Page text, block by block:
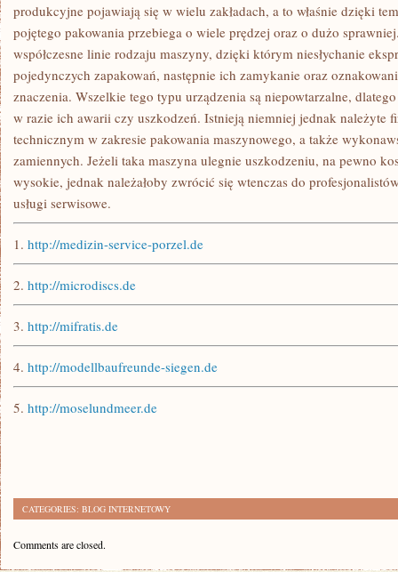
produkcyjne pojawiają się w wielu zakładach, a to właśnie dzięki
pojętego pakowania przebiega o wiele prędzej oraz o dużo
współczesne linie rodzaju maszyny, dzięki którym niesłychanie
pojedynczych zapakowań, następnie ich zamykanie oraz
znaczenia. Wszelkie tego typu urządzenia są niepowtarzalne,
w razie ich awarii czy uszkodzeń. Istnieją niemniej jednak należyte
technicznym w zakresie pakowania maszynowego, a także
zamiennych. Jeżeli taka maszyna ulegnie uszkodzeniu, na pewno
wysokie, jednak należałoby zwrócić się wtenczas do
usługi serwisowe.
1. http://medizin-service-porzel.de
2. http://microdiscs.de
3. http://mifratis.de
4. http://modellbaufreunde-siegen.de
5. http://moselundmeer.de
CATEGORIES: BLOG INTERNETOWY
Comments are closed.